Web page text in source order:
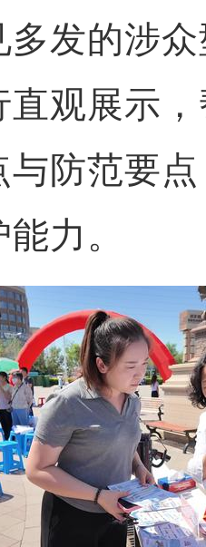
多发的涉
直观展示
与防范要
力。